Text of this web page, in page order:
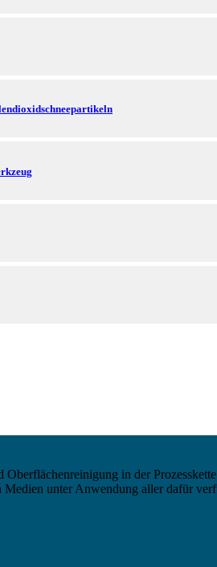
in der
unter Anwendung aller dafür